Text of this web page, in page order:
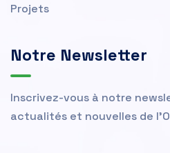
Projets
Notre Newsletter
Inscrivez-vous à notre
actualités et nouvelles de